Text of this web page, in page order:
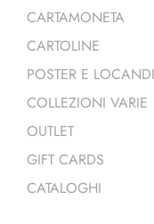
CARTAMONETA
CARTOLINE
POSTER E
COLLEZIONI VARIE
OUTLET
GIFT CARDS
CATALOGHI